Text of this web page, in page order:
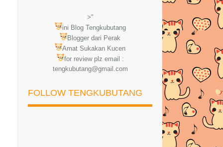
>"
ini Blog Tengkubutang
Blogger dari Perak
Amat Sukakan Kucen
for review plz email :
tengkubutang@gmail.com
FOLLOW TENGKUBUTANG